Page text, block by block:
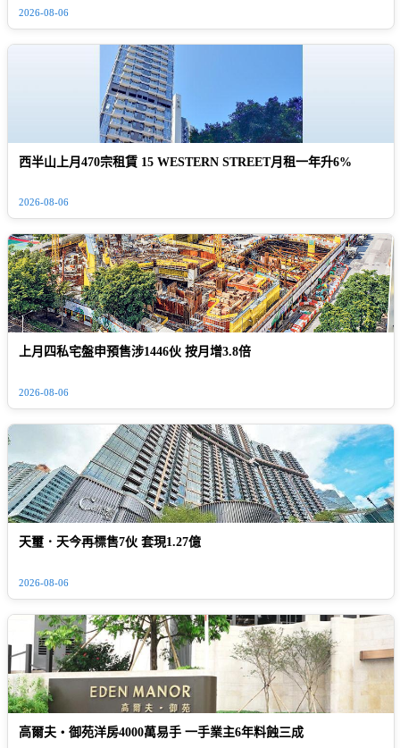
2026-08-06
西半山上月470宗租賃 15 WESTERN STREET月租一年升6%
2026-08-06
上月四私宅盤申預售涉1446伙 按月增3.8倍
2026-08-06
天璽．天今再標售7伙 套現1.27億
2026-08-06
高爾夫‧御苑洋房4000萬易手 一手業主6年料蝕三成